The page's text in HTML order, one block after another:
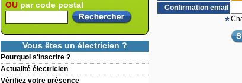
OU par code postal
Vous êtes un électricien ?
Pourquoi s'inscrire ?
Actualité électricien
Vérifiez votre présence
Confirmation email